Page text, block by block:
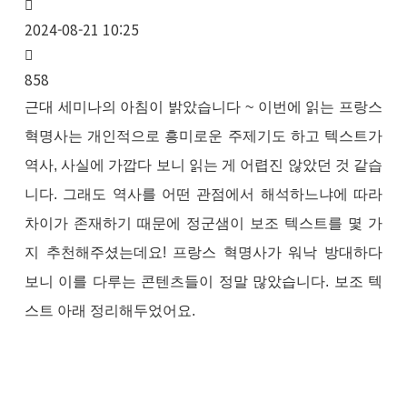
2024-08-21 10:25
858
근대 세미나의 아침이 밝았습니다 ~ 이번에 읽는 프랑스
혁명사는 개인적으로 흥미로운 주제기도 하고 텍스트가
역사, 사실에 가깝다 보니 읽는 게 어렵진 않았던 것 같습
니다. 그래도 역사를 어떤 관점에서 해석하느냐에 따라
차이가 존재하기 때문에 정군샘이 보조 텍스트를 몇 가
지 추천해주셨는데요! 프랑스 혁명사가 워낙 방대하다
보니 이를 다루는 콘텐츠들이 정말 많았습니다. 보조 텍
스트 아래 정리해두었어요.